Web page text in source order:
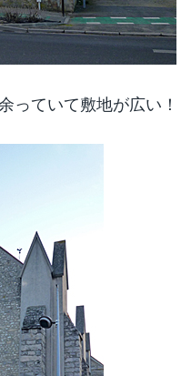
っていて敷地が広い！